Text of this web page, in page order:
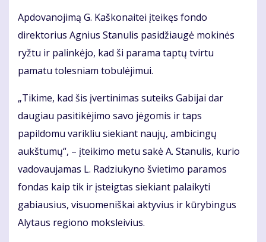
Apdovanojimą G. Kaškonaitei įteikęs fondo
direktorius Agnius Stanulis pasidžiaugė mokinės
ryžtu ir palinkėjo, kad ši parama taptų tvirtu
pamatu tolesniam tobulėjimui.
„Tikime, kad šis įvertinimas suteiks Gabijai dar
daugiau pasitikėjimo savo jėgomis ir taps
papildomu varikliu siekiant naujų, ambicingų
aukštumų“, – įteikimo metu sakė A. Stanulis, kurio
vadovaujamas L. Radziukyno švietimo paramos
fondas kaip tik ir įsteigtas siekiant palaikyti
gabiausius, visuomeniškai aktyvius ir kūrybingus
Alytaus regiono moksleivius.